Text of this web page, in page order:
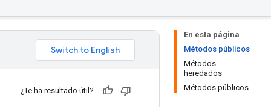
En esta página
Métodos públicos
Métodos
heredados
Métodos públicos
¿Te ha resultado útil?